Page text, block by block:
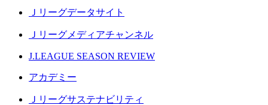
Ｊリーグデータサイト
Ｊリーグメディアチャンネル
J.LEAGUE SEASON REVIEW
アカデミー
Ｊリーグサステナビリティ